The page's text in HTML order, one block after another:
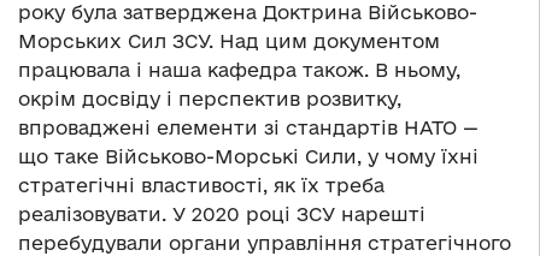
року була затверджена Доктрина Військово-
Морських Сил ЗСУ. Над цим документом
працювала і наша кафедра також. В ньому,
окрім досвіду і перспектив розвитку,
впроваджені елементи зі стандартів НАТО —
що таке Військово-Морські Сили, у чому їхні
стратегічні властивості, як їх треба
реалізовувати. У 2020 році ЗСУ нарешті
перебудували органи управління стратегічного